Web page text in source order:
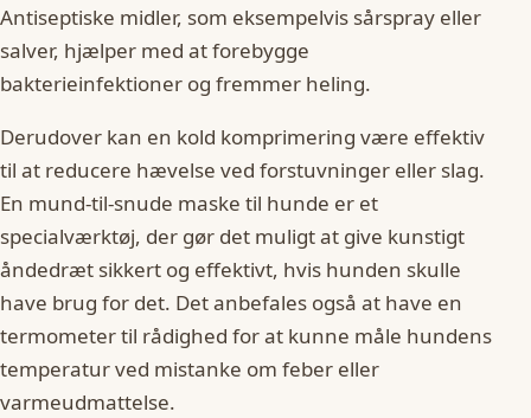
Antiseptiske midler, som eksempelvis sårspray eller
salver, hjælper med at forebygge
bakterieinfektioner og fremmer heling.
Derudover kan en kold komprimering være effektiv
til at reducere hævelse ved forstuvninger eller slag.
En mund-til-snude maske til hunde er et
specialværktøj, der gør det muligt at give kunstigt
åndedræt sikkert og effektivt, hvis hunden skulle
have brug for det. Det anbefales også at have en
termometer til rådighed for at kunne måle hundens
temperatur ved mistanke om feber eller
varmeudmattelse.